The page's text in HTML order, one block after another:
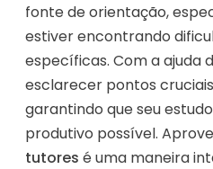
fonte de orientação,
estiver encontrando
específicas. Com a ajuda
esclarecer pontos
garantindo que seu
produtivo possível.
tutores é uma maneira